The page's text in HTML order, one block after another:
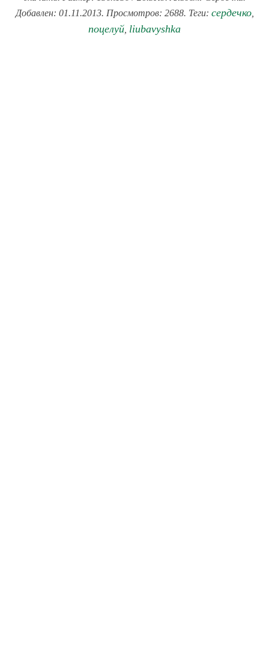
Добавлен: 01.11.2013. Просмотров: 2688. Теги: сердечко,
поцелуй liubavyshka